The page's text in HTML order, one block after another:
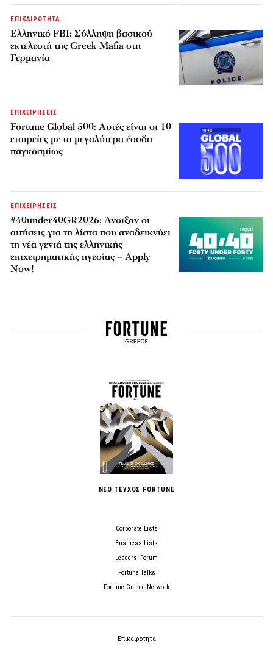
ΕΠΙΚΑΙΡΟΤΗΤΑ
Ελληνικό FBI: Σύλληψη βασικού
εκτελεστή της Greek Mafia στη
Γερμανία
ΕΠΙΧΕΙΡΗΣΕΙΣ
Fortune Global 500: Αυτές είναι οι 10
εταιρείες με τα μεγαλύτερα έσοδα
παγκοσμίως
ΕΠΙΧΕΙΡΗΣΕΙΣ
#40under40GR2026: Άνοιξαν οι
αιτήσεις για τη λίστα που αναδεικνύει
τη νέα γενιά της ελληνικής
επιχειρηματικής ηγεσίας – Apply
Now!
ΝΕΟ ΤΕΥΧΟΣ FORTUNE
Corporate Lists
Business Lists
Leaders’ Forum
Fortune Talks
Fortune Greece Network
Επικαιρότητα